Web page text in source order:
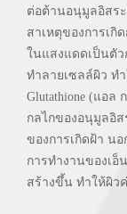
ต่อต้านอนุมูลอิสร
สาเหตุของการเกิ
ในแสงแดดเป็นตั
ทำลายเซลล์ผิว ท
Glutathione (แอ
กลไกของอนุมูลอิส
ของการเกิดฝ้า นอ
การทำงานของเอ็
สร้างขึ้น ทำให้ผิว